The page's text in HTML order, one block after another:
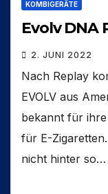
KOMBIGERÄTE
Evolv DNA
2. JUNI 2022
Nach Replay
EVOLV aus
bekannt für
für E-
nicht hinter so…